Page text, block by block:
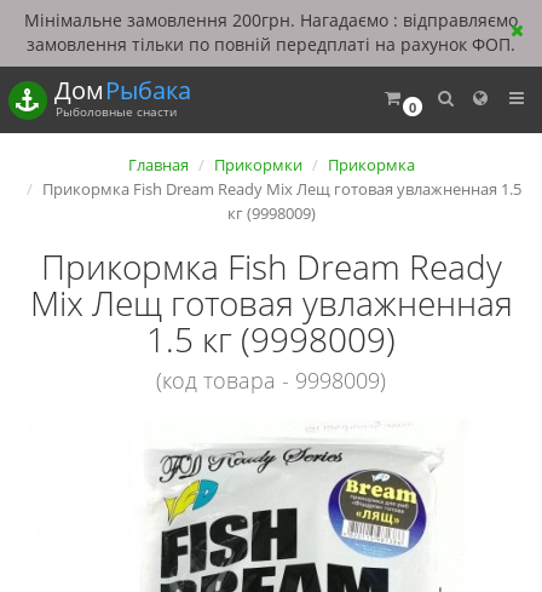
Мінімальне замовлення 200грн. Нагадаємо : відправляємо
замовлення тільки по повній передплаті на рахунок ФОП.
0
ДомРыбака
Рыболовные снасти
Главная Прикормки
Прикормка
Прикормка Fish Dream Ready Mix Лещ готовая увлажненная 1.5
кг (9998009)
Прикормка Fish Dream Ready
Mix Лещ готовая увлажненная
1.5 кг (9998009)
(код товара - 9998009)